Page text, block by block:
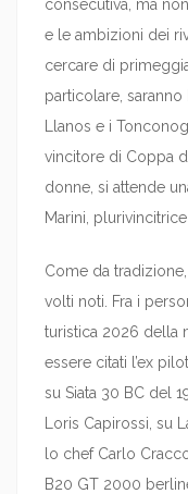
consecutiva, ma
e le ambizioni dei
cercare di
particolare,
Llanos e i
vincitore di Coppa
donne, si attende
Marini,
Come da
volti noti. Fra i
turistica 2026 della
essere citati l’ex
su Siata 30 BC del
Loris Capirossi, su
lo chef Carlo
B20 GT 2000